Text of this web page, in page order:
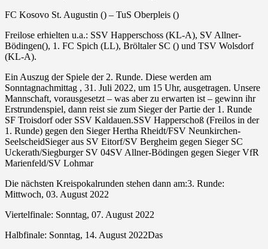
FC Kosovo St. Augustin () – TuS Oberpleis ()
Freilose erhielten u.a.: SSV Happerschoss (KL-A), SV Allner-
Bödingen(), 1. FC Spich (LL), Bröltaler SC () und TSV Wolsdorf
(KL-A).
Ein Auszug der Spiele der 2. Runde. Diese werden am
Sonntagnachmittag , 31. Juli 2022, um 15 Uhr, ausgetragen. Unsere
Mannschaft, vorausgesetzt – was aber zu erwarten ist – gewinn ihr
Erstrundenspiel, dann reist sie zum Sieger der Partie der 1. Runde
SF Troisdorf oder SSV Kaldauen.SSV Happerschoß (Freilos in der
1. Runde) gegen den Sieger Hertha Rheidt/FSV Neunkirchen-
SeelscheidSieger aus SV Eitorf/SV Bergheim gegen Sieger SC
Uckerath/Siegburger SV 04SV Allner-Bödingen gegen Sieger VfR
Marienfeld/SV Lohmar
Die nächsten Kreispokalrunden stehen dann am:3. Runde:
Mittwoch, 03. August 2022
Viertelfinale: Sonntag, 07. August 2022
Halbfinale: Sonntag, 14. August 2022Das